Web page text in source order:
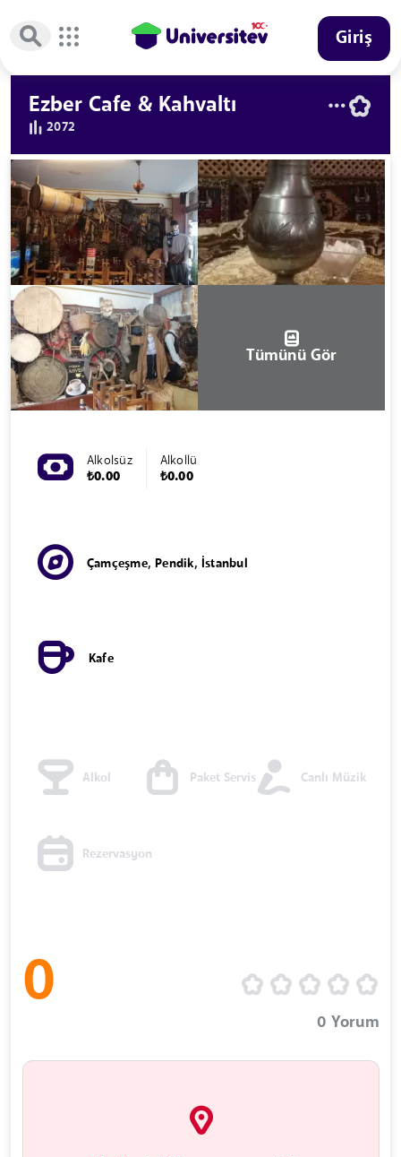
Giriş
Ezber Cafe & Kahvaltı
2072
Tümünü Gör
Alkolsüz
₺0.00
Alkollü
₺0.00
Çamçeşme, Pendik, İstanbul
Kafe
Alkol Paket Servis Canlı Müzik
Rezervasyon
0
0 Yorum